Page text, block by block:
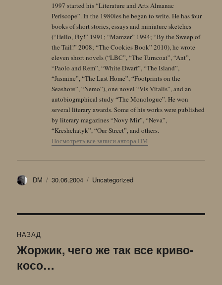
1997 started his “Literature and Arts Almanac
Periscope”. In the 1980ies he began to write. He has four
books of short stories, essays and miniature sketches
(“Hello, Fly!” 1991; “Mamzer” 1994; “By the Sweep of
the Tail!” 2008; “The Cookies Book” 2010), he wrote
eleven short novels (“LBC”, “The Turncoat”, “Ant”,
“Paolo and Rem”, “White Dwarf”, “The Island”,
“Jasmine”, “The Last Home”, “Footprints on the
Seashore”, “Nemo”), one novel “Vis Vitalis”, and an
autobiographical study “The Monologue”. He won
several literary awards. Some of his works were published
by literary magazines “Novy Mir”, “Neva”,
“Kreshchatyk”, “Our Street”, and others.
Посмотреть все записи автора DM
Автор
DM Опубликовано
30.06.2004 Рубрики
Uncategorized
по
записям
НАЗАД
Предыдущая
запись:
Жоржик, чего же так все криво-
косо…